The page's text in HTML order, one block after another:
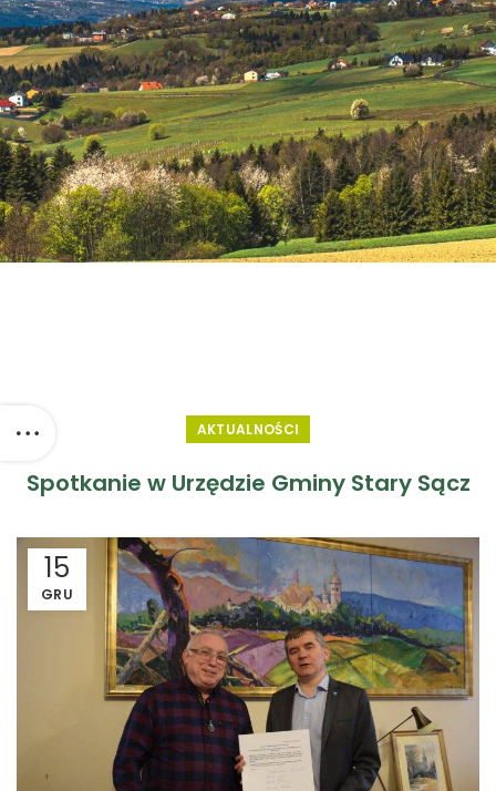
AKTUALNOŚCI
Spotkanie w Urzędzie Gminy Stary Sącz
15
GRU